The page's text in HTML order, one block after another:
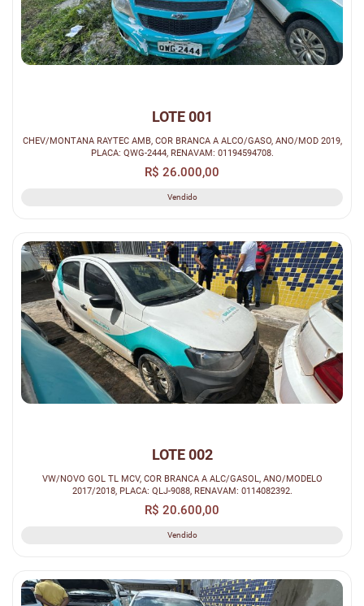
LOTE 001
CHEV/MONTANA RAYTEC AMB, COR BRANCA A ALCO/GASO, ANO/MOD 2019,
PLACA: QWG-2444, RENAVAM: 01194594708.
R$ 26.000,00
Vendido
LOTE 002
VW/NOVO GOL TL MCV, COR BRANCA A ALC/GASOL, ANO/MODELO
2017/2018, PLACA: QLJ-9088, RENAVAM: 0114082392.
R$ 20.600,00
Vendido